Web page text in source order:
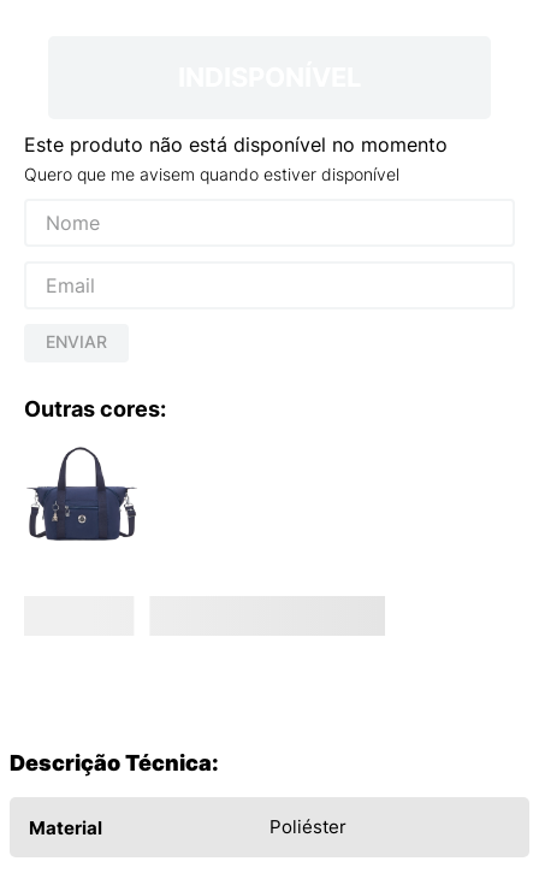
Este produto não está disponível no momento
Quero que me avisem quando estiver disponível
ENVIAR
Outras cores:
Descrição Técnica:
Material Poliéster